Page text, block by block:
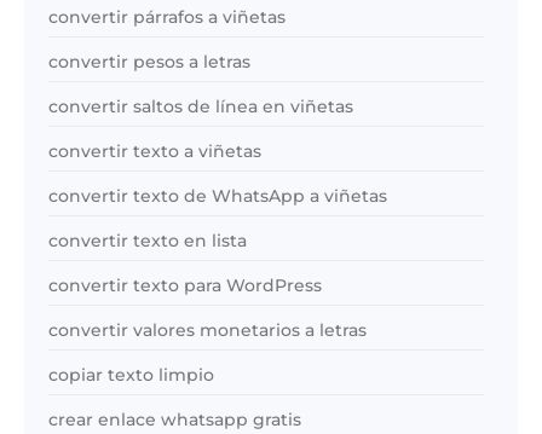
convertir párrafos a viñetas
convertir pesos a letras
convertir saltos de línea en viñetas
convertir texto a viñetas
convertir texto de WhatsApp a viñetas
convertir texto en lista
convertir texto para WordPress
convertir valores monetarios a letras
copiar texto limpio
crear enlace whatsapp gratis